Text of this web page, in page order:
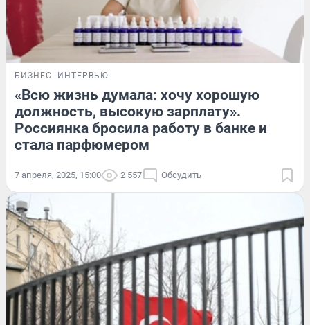
БИЗНЕС ИНТЕРВЬЮ
«Всю жизнь думала: хочу хорошую
должность, высокую зарплату».
Россиянка бросила работу в банке и
стала парфюмером
7 апреля, 2025, 15:00 2 557 Обсудить